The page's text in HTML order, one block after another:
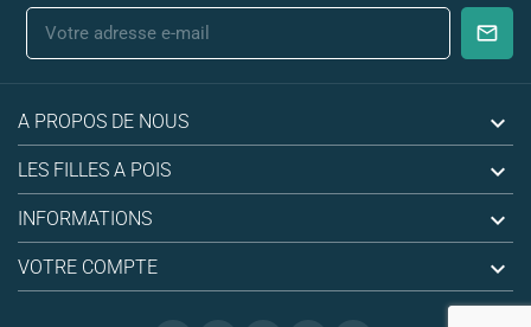
A PROPOS DE NOUS 
LES FILLES A POIS 
INFORMATIONS 
VOTRE COMPTE 